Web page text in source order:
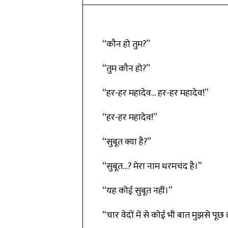
“कौन हो तुम?”
“तुम कौन हो?”
“हर-हर महादेव… हर-हर महादेव!”
“हर-हर महादेव!”
“सुबूत क्या है?”
“सुबूत…? मेरा नाम धरमचंद है।”
“यह कोई सुबूत नहीं।”
“चार वेदों में से कोई भी बात मुझसे पूछ